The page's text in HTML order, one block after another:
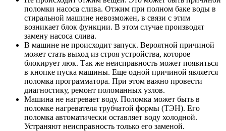
поломки насоса слива. Отжим при полном баке воды в
стиральной машине невозможен, в связи с этим
возникает блок функции. В этом случае производят
замену насоса слива.
В машине не происходит запуск. Вероятной причиной
может стать выход из строя устройства, которое
блокирует люк. Так же неисправность может появиться
в кнопке пуска машины. Еще одной причиной является
поломка программатора. При этом важно провести
диагностику, ремонт поломанных узлов.
Машина не нагревает воду. Поломка может быть в
поломке нагревателя трубчатой формы (ТЭН). Его
поломка автоматически оставляет воду холодной.
Устраняют неисправность только его заменой.